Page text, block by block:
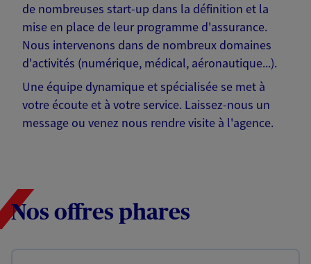
de nombreuses start-up dans la définition et la
mise en place de leur programme d'assurance.
Nous intervenons dans de nombreux domaines
d'activités (numérique, médical, aéronautique...).
Une équipe dynamique et spécialisée se met à
votre écoute et à votre service. Laissez-nous un
message ou venez nous rendre visite à l'agence.
Nos offres phares